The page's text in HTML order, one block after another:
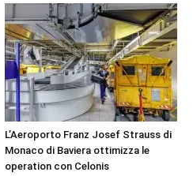
L’Aeroporto Franz Josef Strauss di
Monaco di Baviera ottimizza le
operation con Celonis